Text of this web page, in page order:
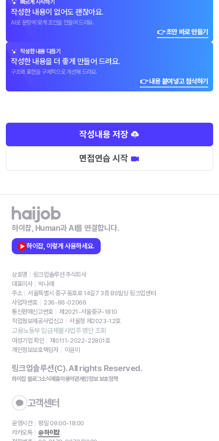
빠르게 시작하기
작성한 내용이 없어도 괜찮아요.
AI로 문항에 맞게 초안을 만들어 드려요.
👉 초안 바로 만들기
작성한 내용 다듬기
작성한 내용을 더 좋게 만들어 드려요.
구조와 표현을 구체적으로 개선해 드려요.
👉 내용 붙여넣고 첨삭하기
작성내용 저장
면접연습 시작
하이잡, Human과 AI를 연결합니다.
하이잡, 이렇게 사용하세요.
상호명
링크업솔루션 주식회사
대표이사
박나래
주소
서울특별시 중구 동호로 14길7 3층 BS빌딩 링크업센터
사업자번호
236-86-02066
통신판매신고번호
제2021-서울중구-1810
직업정보제공사업신고
서울청 제2023-12호
고용노동부 임금체불사업주 명단 조회
여성기업 확인
제0111-2022-22801호
개인정보보호책임자
이윤미
링크업솔루션(C). All rights Reserved.
하이잡 블로그소식제휴이용약관개인정보 보호정책
고객센터
운영시간
평일 09:00-18:00
카카오톡
@하이잡